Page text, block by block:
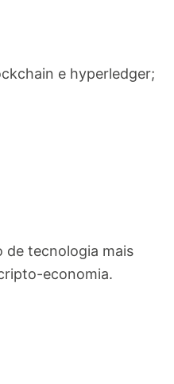
e hyperledger;
de tecnologia mais
economia.